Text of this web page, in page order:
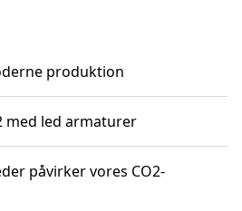
produktion
med led armaturer
påvirker vores CO2-